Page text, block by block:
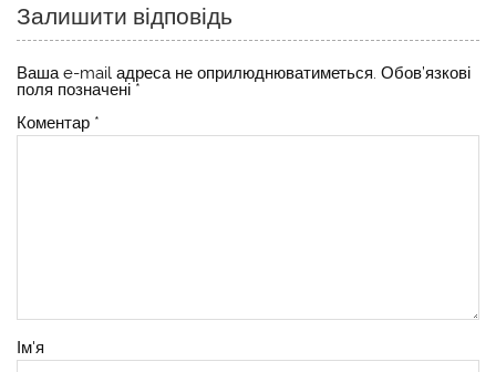
Залишити відповідь
Ваша e-mail адреса не оприлюднюватиметься. Обов’язкові
поля позначені *
Коментар *
Ім'я